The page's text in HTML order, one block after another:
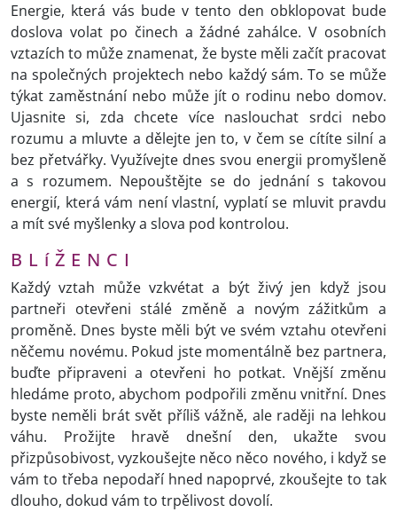
Energie, která vás bude v tento den obklopovat bude
doslova volat po činech a žádné zahálce. V osobních
vztazích to může znamenat, že byste měli začít pracovat
na společných projektech nebo každý sám. To se může
týkat zaměstnání nebo může jít o rodinu nebo domov.
Ujasnite si, zda chcete více naslouchat srdci nebo
rozumu a mluvte a dělejte jen to, v čem se cítíte silní a
bez přetvářky. Využívejte dnes svou energii promyšleně
a s rozumem. Nepouštějte se do jednání s takovou
energií, která vám není vlastní, vyplatí se mluvit pravdu
a mít své myšlenky a slova pod kontrolou.
B L í Ž E N C I
Každý vztah může vzkvétat a být živý jen když jsou
partneři otevřeni stálé změně a novým zážitkům a
proměně. Dnes byste měli být ve svém vztahu otevřeni
něčemu novému. Pokud jste momentálně bez partnera,
buďte připraveni a otevřeni ho potkat. Vnější změnu
hledáme proto, abychom podpořili změnu vnitřní. Dnes
byste neměli brát svět příliš vážně, ale raději na lehkou
váhu. Prožijte hravě dnešní den, ukažte svou
přizpůsobivost, vyzkoušejte něco něco nového, i když se
vám to třeba nepodaří hned napoprvé, zkoušejte to tak
dlouho, dokud vám to trpělivost dovolí.